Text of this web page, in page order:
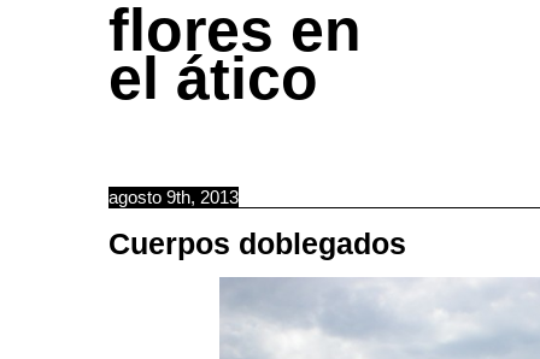
flores en
el ático
agosto 9th, 2013
Cuerpos doblegados